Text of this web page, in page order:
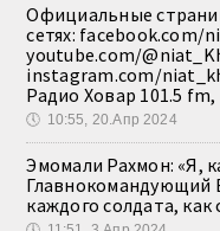
Официальные
сетях:
youtube.com/
instagram.com/
Радио Ховар 101.5
🕔 10:55, 20.Апр 2024
Эмомали Рахмон: «Я,
Главнокомандующий
каждого солдата, как